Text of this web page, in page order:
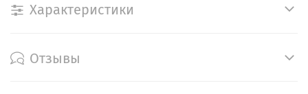
Характеристики
Отзывы